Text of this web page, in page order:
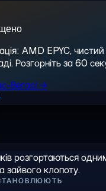
AMD EPYC,
Розгорніть за 60
Вегасі →
розгортаються
зайвого клопоту.